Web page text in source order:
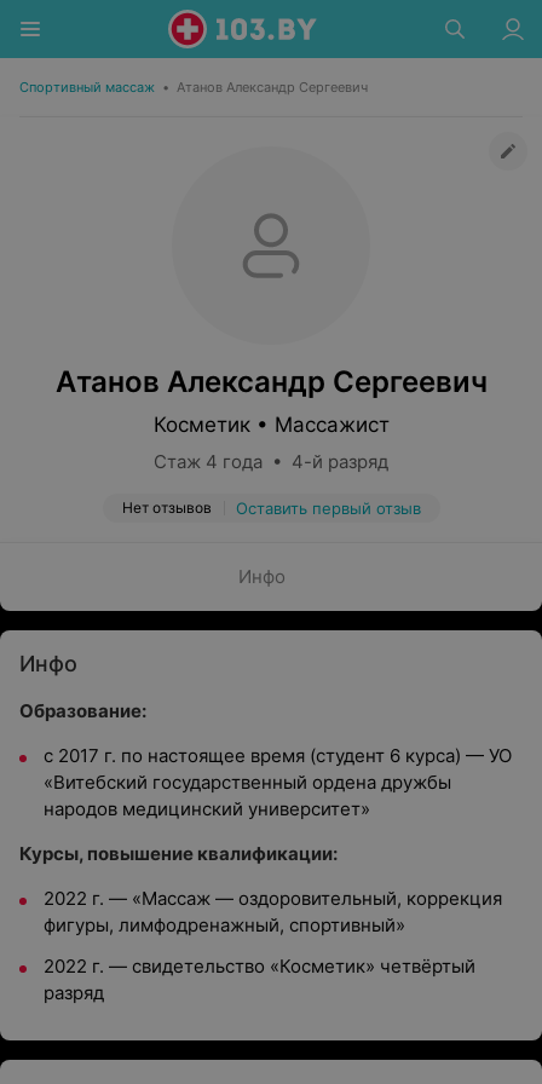
Спортивный массаж • Атанов Александр Сергеевич
Атанов Александр Сергеевич
Косметик • Массажист
Стаж 4 года • 4-й разряд
Нет отзывов Оставить первый отзыв
Инфо
Инфо
Образование:
с 2017 г. по настоящее время (студент 6 курса) — УО
«Витебский государственный ордена дружбы
народов медицинский университет»
Курсы, повышение квалификации:
2022 г. — «Массаж — оздоровительный, коррекция
фигуры, лимфодренажный, спортивный»
2022 г. — свидетельство «Косметик» четвёртый
разряд